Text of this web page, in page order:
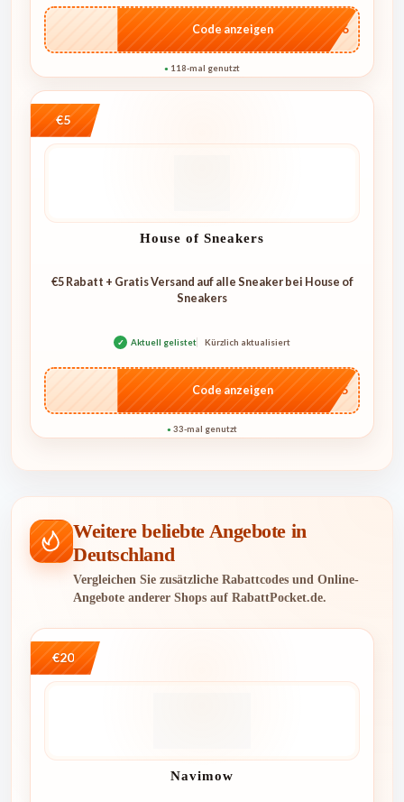
…IT26
Code anzeigen
● 118-mal genutzt
€5
House of Sneakers
€5 Rabatt + Gratis Versand auf alle Sneaker bei House of
Sneakers
✓ Aktuell gelistet Kürzlich aktualisiert
…EE5
Code anzeigen
● 33-mal genutzt
Weitere beliebte Angebote in
Deutschland
Vergleichen Sie zusätzliche Rabattcodes und Online-
Angebote anderer Shops auf RabattPocket.de.
€20
Navimow